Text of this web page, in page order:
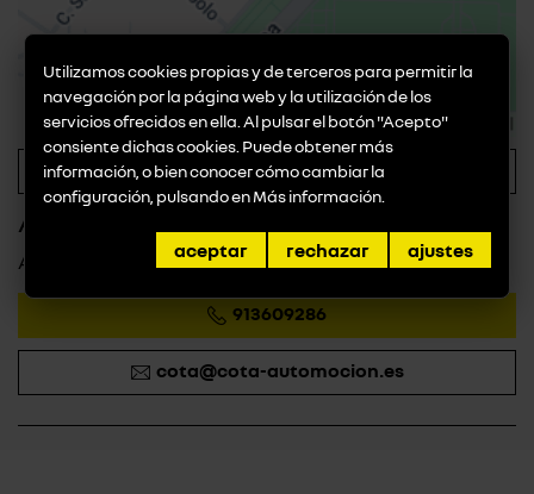
ver en google maps
Avda del Euro
Avda del Euro nº 14, 28054 Madrid
913609286
cota@cota-automocion.es
Utilizamos cookies propias y de terceros para permitir la
navegación por la página web y la utilización de los
servicios ofrecidos en ella. Al pulsar el botón "Acepto"
consiente dichas cookies. Puede obtener más
información, o bien conocer cómo cambiar la
configuración, pulsando enMás información
aceptar rechazar ajustes